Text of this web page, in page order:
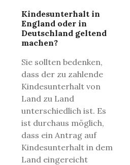
Kindesunterhalt in
England oder in
Deutschland geltend
machen?
Sie sollten bedenken,
dass der zu zahlende
Kindesunterhalt von
Land zu Land
unterschiedlich ist. Es
ist durchaus möglich,
dass ein Antrag auf
Kindesunterhalt in dem
Land eingereicht